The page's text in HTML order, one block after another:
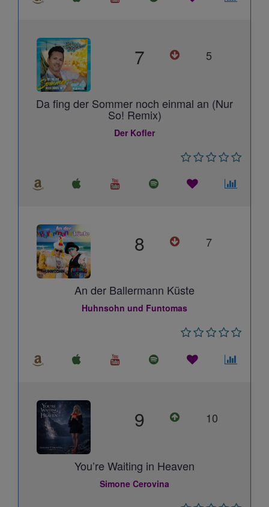
7 5
Da fing der Sommer noch einmal an (Nur
So! Remix)
Der Kofler
8 7
An der Ballermann Küste
Huhnsohn und Funtomas
9 10
You’re Waiting in Heaven
Simone Cerovina